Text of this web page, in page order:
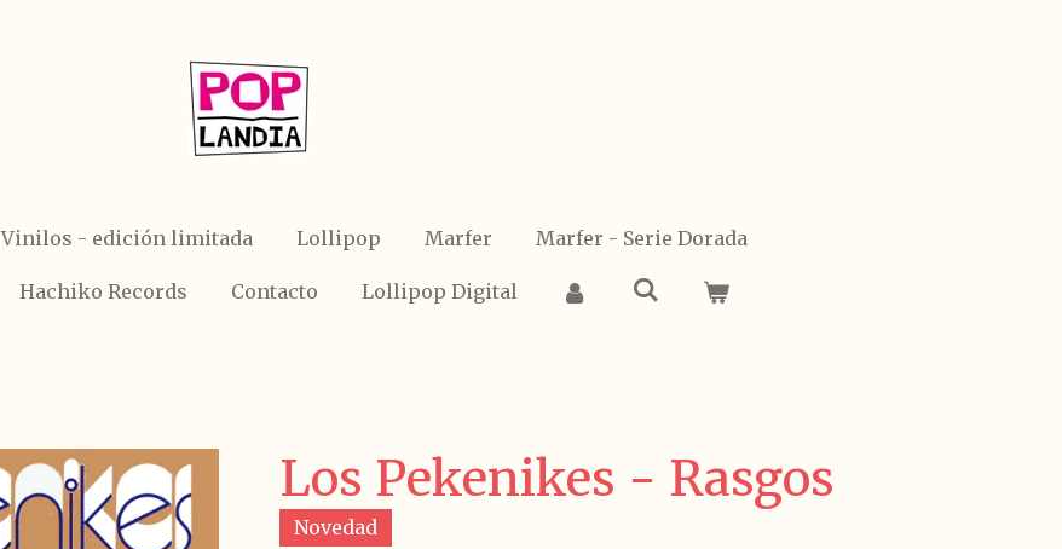
Vinilos - edición limitada Lollipop Marfer Marfer - Serie Dorada
Hachiko Records Contacto Lollipop Digital
Los Pekenikes - Rasgos
Novedad